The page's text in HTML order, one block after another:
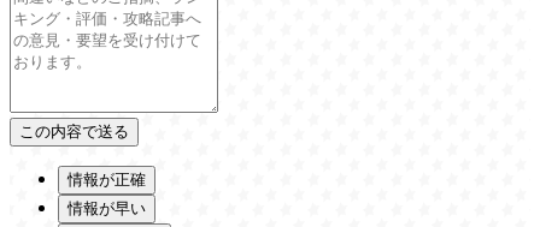
情報が正確
情報が早い